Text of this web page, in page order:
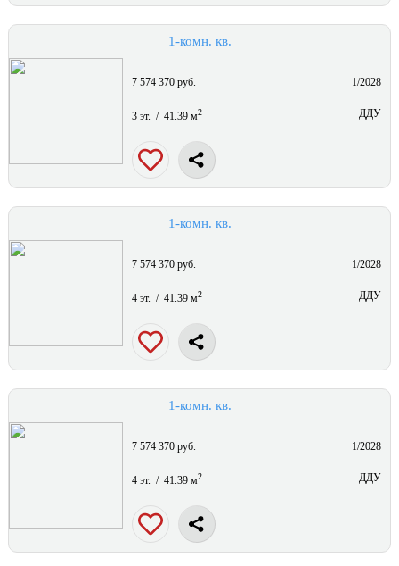
1-комн. кв.
7 574 370 руб. 1/2028
3 эт. / 41.39 м2 ДДУ
1-комн. кв.
7 574 370 руб. 1/2028
4 эт. / 41.39 м2 ДДУ
1-комн. кв.
7 574 370 руб. 1/2028
4 эт. / 41.39 м2 ДДУ